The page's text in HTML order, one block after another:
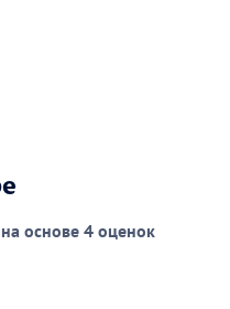
на основе 4 оценок